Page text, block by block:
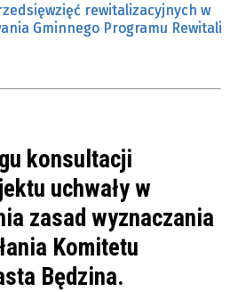
rewitalizacyjnych w
Gminnego Programu
konsultacji
uchwały w
zasad wyznaczania
Komitetu
Będzina.